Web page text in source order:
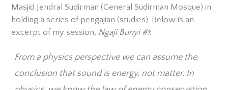
Masjid Jendral Sudirman (General Sudirman Mosque) in
holding a series of pengajian (studies). Below is an
excerpt of my session, Ngaji Bunyi #1:
From a physics perspective we can assume the
conclusion that sound is energy, not matter. In